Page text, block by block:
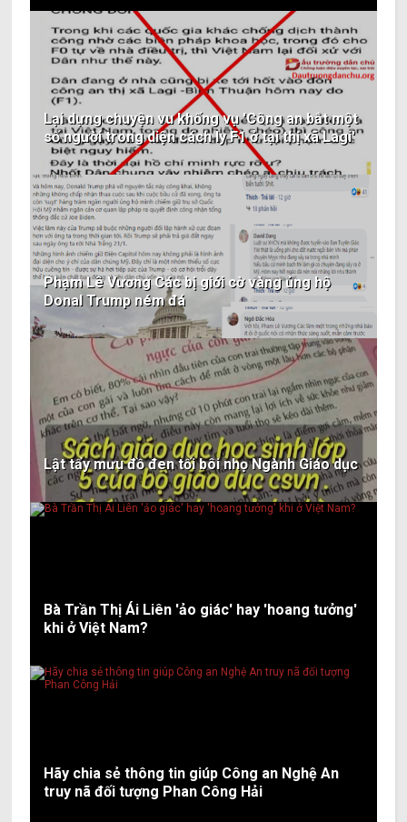
Lại dựng chuyện vu khống vụ 'Công an bắt một
số người trong diện cách ly F1 ở tại thị xã Lagi'
Phạm Lê Vương Các bị giới cờ vàng ủng hộ
Donal Trump ném đá
Lật tẩy mưu đồ đen tối bôi nhọ Ngành Giáo dục
Bà Trần Thị Ái Liên 'ảo giác' hay 'hoang tưởng'
khi ở Việt Nam?
Hãy chia sẻ thông tin giúp Công an Nghệ An
truy nã đối tượng Phan Công Hải